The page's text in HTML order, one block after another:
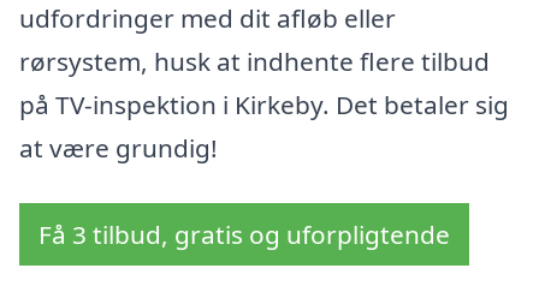
udfordringer med dit afløb eller
rørsystem, husk at indhente flere tilbud
på TV-inspektion i Kirkeby. Det betaler sig
at være grundig!
Få 3 tilbud, gratis og uforpligtende